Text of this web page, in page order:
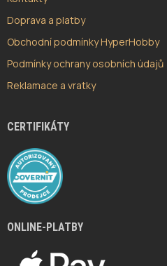
Doprava a platby
Obchodní podmínky HyperHobby
Podmínky ochrany osobních údajů
Reklamace a vratky
CERTIFIKÁTY
ONLINE-PLATBY